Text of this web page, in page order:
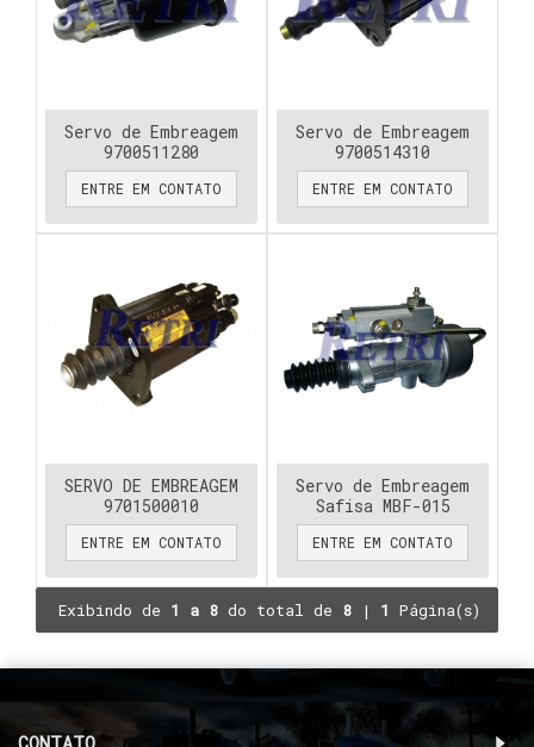
Servo de Embreagem
9700511280
ENTRE EM CONTATO
Servo de Embreagem
9700514310
ENTRE EM CONTATO
SERVO DE EMBREAGEM
9701500010
ENTRE EM CONTATO
Servo de Embreagem
Safisa MBF-015
ENTRE EM CONTATO
Exibindo de 1 a 8 do total de 8 | 1 Página(s)
CONTATO